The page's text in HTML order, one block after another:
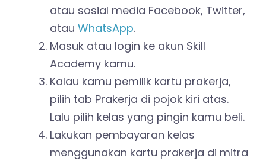
atau sosial media Facebook, Twitter,
atau WhatsApp.
Masuk atau login ke akun Skill
Academy kamu.
Kalau kamu pemilik kartu prakerja,
pilih tab Prakerja di pojok kiri atas.
Lalu pilih kelas yang pingin kamu beli.
Lakukan pembayaran kelas
menggunakan kartu prakerja di mitra